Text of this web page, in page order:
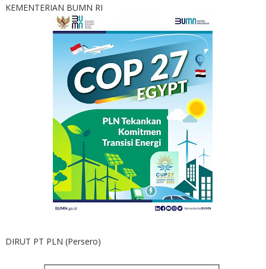
KEMENTERIAN BUMN RI
DIRUT PT PLN (Persero)